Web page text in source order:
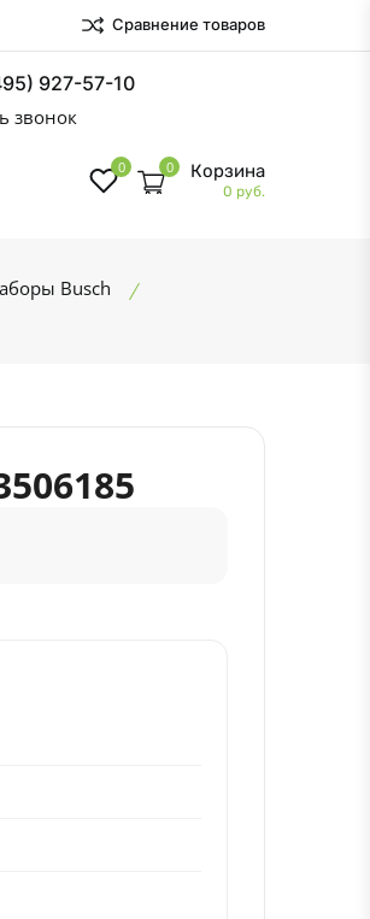
Сравнение товаров
927-57-10
звонок
0 0 Корзина
0 руб.
Busch